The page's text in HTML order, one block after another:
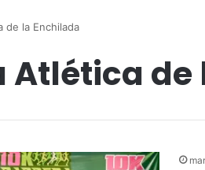
de la Enchilada
Atlética de